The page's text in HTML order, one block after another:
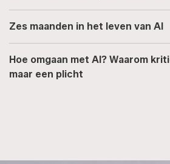
Zes maanden in het leven van AI
Hoe omgaan met AI? Waarom
maar een plicht